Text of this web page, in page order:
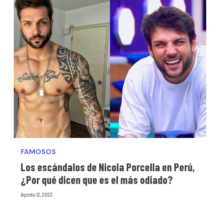
FAMOSOS
Los escándalos de Nicola Porcella en Perú,
¿Por qué dicen que es el más odiado?
Agosto 12, 2023